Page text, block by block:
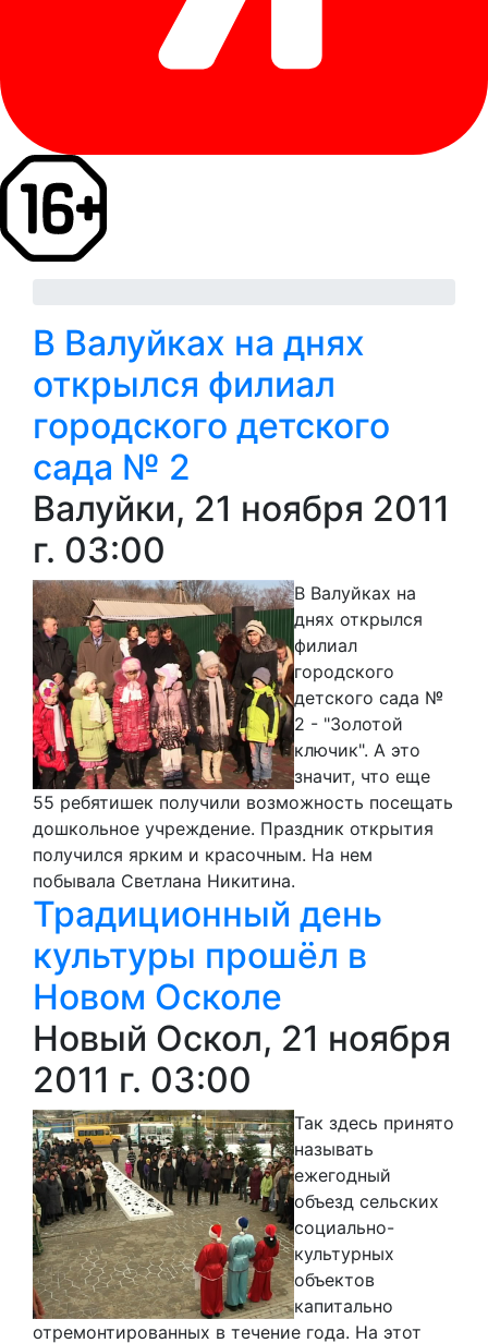
В Валуйках на днях
открылся филиал
городского детского
сада № 2
Валуйки, 21 ноября 2011
г. 03:00
В Валуйках на
днях открылся
филиал
городского
детского сада №
2 - "Золотой
ключик". А это
значит, что еще
55 ребятишек получили возможность посещать
дошкольное учреждение. Праздник открытия
получился ярким и красочным. На нем
побывала Светлана Никитина.
Традиционный день
культуры прошёл в
Новом Осколе
Новый Оскол, 21 ноября
2011 г. 03:00
Так здесь принято
называть
ежегодный
объезд сельских
социально-
культурных
объектов
капитально
отремонтированных в течение года. На этот